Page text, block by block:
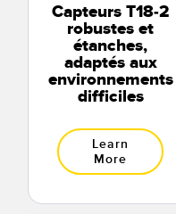
Capteurs T18-2
robustes et
étanches,
adaptés aux
environnements
difficiles
Learn
More